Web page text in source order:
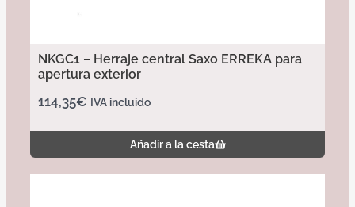
NKGC1 – Herraje central Saxo ERREKA para
apertura exterior
114,35€ IVA incluido
Añadir a la cesta